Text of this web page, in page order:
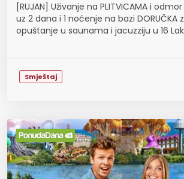
[RUJAN] Uživanje na PLITVICAMA i
uz 2 dana i 1 noćenje na bazi DORUČKA
opuštanje u saunama i jacuzziju u 16
Smještaj